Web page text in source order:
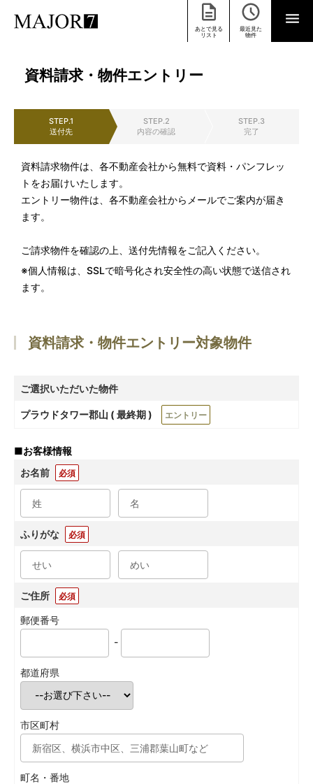
あとで見る
リスト
最近見た
物件
資料請求・物件エントリー
STEP.1
送付先
STEP.2
内容の確認
STEP.3
完了
資料請求物件は、各不動産会社から無料で資料・パンフレッ
トをお届けいたします。
エントリー物件は、各不動産会社からメールでご案内が届き
ます。
ご請求物件を確認の上、送付先情報をご記入ください。
※個人情報は、SSLで暗号化され安全性の高い状態で送信され
ます。
資料請求・物件エントリー対象物件
ご選択いただいた物件
プラウドタワー郡山 ( 最終期 ) エントリー
■お客様情報
お名前
必須
ふりがな 必須
ご住所 必須
郵便番号
-
都道府県
市区町村
町名・番地